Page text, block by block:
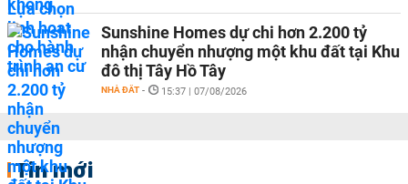
Sunshine Homes dự chi hơn 2.200 tỷ
nhận chuyển nhượng một khu đất tại Khu
đô thị Tây Hồ Tây
NHÀ ĐẤT - 15:37 | 07/08/2026
Tin mới